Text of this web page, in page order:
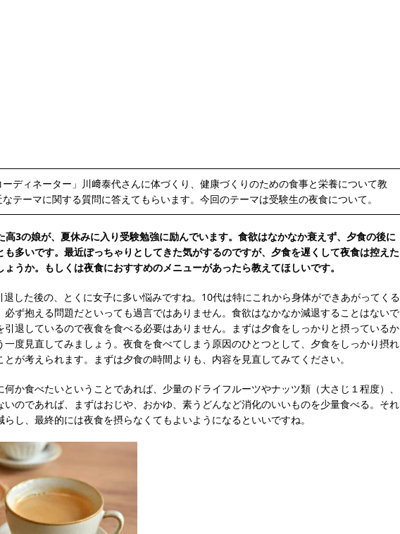
ーディネーター」川﨑泰代さんに体づくり、健康づくりのための食事と栄養について教
テーマに関する質問に答えてもらいます。今回のテーマは受験生の夜食について。
高3の娘が、夏休みに入り受験勉強に励んでいます。食欲はなかなか衰えず、夕食の後に
も多いです。最近ぽっちゃりとしてきた気がするのですが、夕食を遅くして夜食は控えた
うか。もしくは夜食におすすめのメニューがあったら教えてほしいです。
退した後の、とくに女子に多い悩みですね。10代は特にこれから身体ができあがってくる
必ず抱える問題だといっても過言ではありません。食欲はなかなか減退することはないで
引退しているので夜食を食べる必要はありません。まずは夕食をしっかりと摂っているか
一度見直してみましょう。夜食を食べてしまう原因のひとつとして、夕食をしっかり摂れ
が考えられます。まずは夕食の時間よりも、内容を見直してみてください。
何か食べたいということであれば、少量のドライフルーツやナッツ類（大さじ１程度）、
いのであれば、まずはおじや、おかゆ、素うどんなど消化のいいものを少量食べる。それ
らし、最終的には夜食を摂らなくてもよいようになるといいですね。